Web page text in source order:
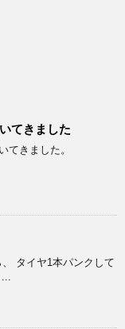
てきました
きました。
タイヤ1本パンクして